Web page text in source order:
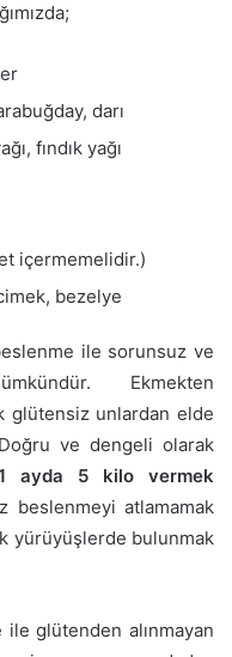
darı
fındık yağı
içermemelidir.)
bezelye
ile sorunsuz ve
Ekmekten
glütensiz unlardan elde
ve dengeli olarak
ayda 5 kilo vermek
beslenmeyi atlamamak
yürüyüşlerde bulunmak
ile glütenden alınmayan